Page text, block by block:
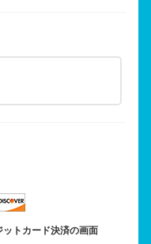
トカード決済の画面